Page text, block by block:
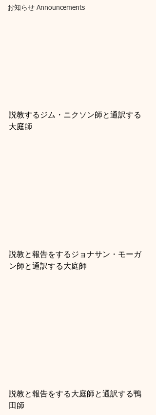
お知らせ Announcements
説教するジム・ニクソン師と通訳する
大庭師
説教と報告をするジョナサン・モーガ
ン師と通訳する大庭師
説教と報告をする大庭師と通訳する鴨
田師